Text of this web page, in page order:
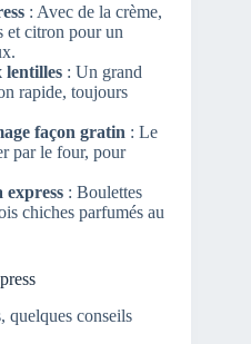
: Avec de la crème,
et citron pour un
lentilles : Un grand
rapide, toujours
façon gratin : Le
par le four, pour
express : Boulettes
chiches parfumés au
quelques conseils